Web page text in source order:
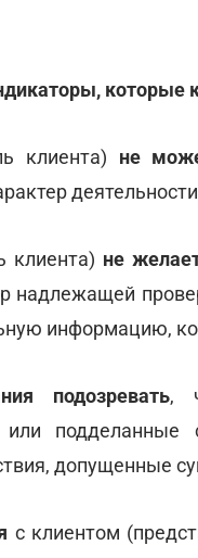
которые
клиента) не
клиента) не
надлежащей
информацию,
подозревать,
подделанные
допущенные
с клиентом